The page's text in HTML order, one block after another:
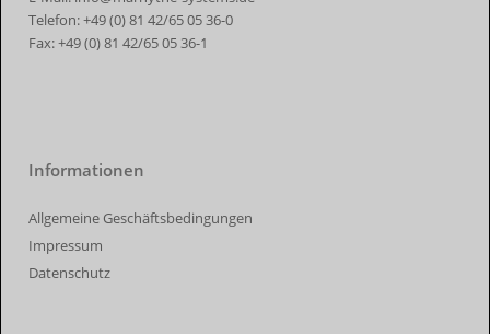
Telefon:+49 (0) 81 42/65 05 36-0
Fax:+49 (0) 81 42/65 05 36-1
Informationen
Allgemeine Geschäftsbedingungen
Impressum
Datenschutz